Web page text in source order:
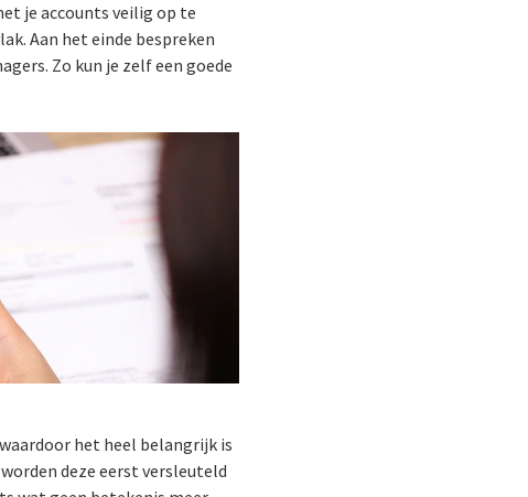
je accounts veilig op te
Aan het einde bespreken
Zo kun je zelf een goede
het heel belangrijk is
deze eerst versleuteld